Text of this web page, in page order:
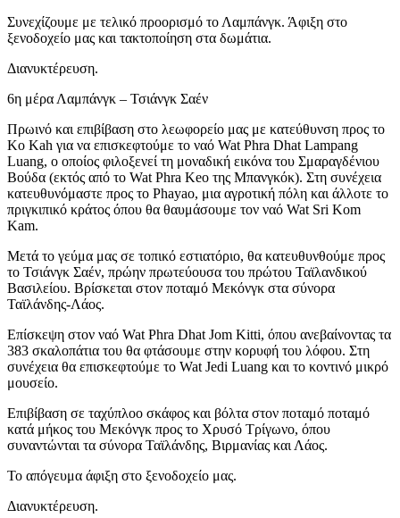
Συνεχίζουμε με τελικό προορισμό το Λαμπάνγκ. Άφιξη στο
ξενοδοχείο μας και τακτοποίηση στα δωμάτια.
Διανυκτέρευση.
6η μέρα Λαμπάνγκ – Τσιάνγκ Σαέν
Πρωινό και επιβίβαση στο λεωφορείο μας με κατεύθυνση προς το
Ko Kah για να επισκεφτούμε το ναό Wat Phra Dhat Lampang
Luang, ο οποίος φιλοξενεί τη μοναδική εικόνα του Σμαραγδένιου
Βούδα (εκτός από το Wat Phra Keo της Μπανγκόκ). Στη συνέχεια
κατευθυνόμαστε προς το Phayao, μια αγροτική πόλη και άλλοτε το
πριγκιπικό κράτος όπου θα θαυμάσουμε τον ναό Wat Sri Kom
Kam.
Μετά το γεύμα μας σε τοπικό εστιατόριο, θα κατευθυνθούμε προς
το Τσιάνγκ Σαέν, πρώην πρωτεύουσα του πρώτου Ταϊλανδικού
Βασιλείου. Βρίσκεται στον ποταμό Μεκόνγκ στα σύνορα
Ταϊλάνδης-Λάος.
Επίσκεψη στον ναό Wat Phra Dhat Jom Kitti, όπου ανεβαίνοντας τα
383 σκαλοπάτια του θα φτάσουμε στην κορυφή του λόφου. Στη
συνέχεια θα επισκεφτούμε το Wat Jedi Luang και το κοντινό μικρό
μουσείο.
Επιβίβαση σε ταχύπλοο σκάφος και βόλτα στον ποταμό ποταμό
κατά μήκος του Μεκόνγκ προς το Χρυσό Τρίγωνο, όπου
συναντώνται τα σύνορα Ταϊλάνδης, Βιρμανίας και Λάος.
Το απόγευμα άφιξη στο ξενοδοχείο μας.
Διανυκτέρευση.